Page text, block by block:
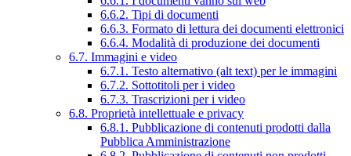
6.6.2. Tipi di documenti
6.6.3. Formato di lettura dei documenti elettronici
6.6.4. Modalità di produzione dei documenti
6.7. Immagini e video
6.7.1. Testo alternativo (alt text) per le immagini
6.7.2. Sottotitoli per i video
6.7.3. Trascrizioni per i video
6.8. Proprietà intellettuale e privacy
6.8.1. Pubblicazione di contenuti prodotti dalla
Pubblica Amministrazione